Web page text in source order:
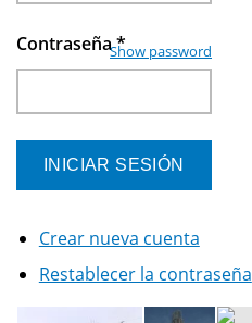
Contraseña*
Show password
Crear nueva cuenta
Restablecer la contraseña